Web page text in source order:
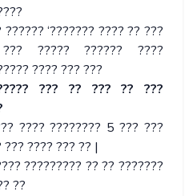
‘??????? ???? ?? ???
????? ?????? ????
???? ??? ???
??? ?? ??? ?? ???
???? ???????? 5 ??? ???
???? ??? ?? |
????????? ?? ?? ???????
??